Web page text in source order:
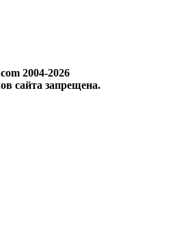
2004-2026
сайта запрещена.